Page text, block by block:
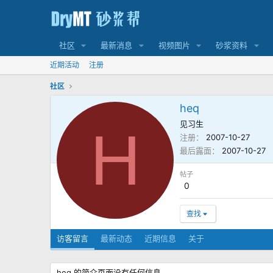
社区 最新消息 视频图片 砂浆资料
近期活动 注册
社区
H
heq
见习生
注册
2007-10-27
最后露面
2007-10-27
帖子
0
查找
访客留言 最新动态 近期信息 关于